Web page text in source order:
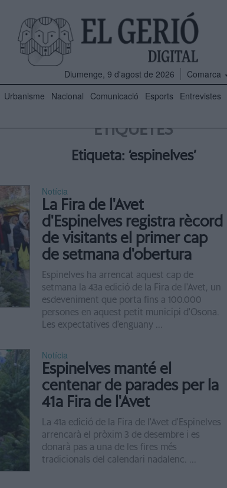
Diumenge, 9 d'agost de 2026
Comarca
Urbanisme Nacional Comunicació Esports Entrevistes
ETIQUETES
Etiqueta: ‘espinelves’
Notícia
La Fira de l'Avet
d'Espinelves registra rècord
de visitants el primer cap
de setmana d'obertura
Espinelves ha arrencat aquest cap de
setmana la 43a edició de la Fira de l'Avet, un
esdeveniment que porta fins a 100.000
persones en aquest petit municipi d'Osona.
Les expectatives d'enguany ...
Notícia
Espinelves manté el
centenar de parades per la
41a Fira de l'Avet
La 41a edició de la Fira de l'Avet d'Espinelves
arrencarà el pròxim 3 de desembre i es
donarà pas a una de les fires més
tradicionals del calendari nadalenc. ...